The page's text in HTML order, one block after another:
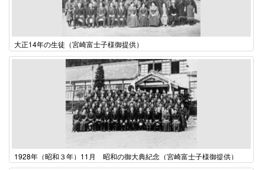
大正14年の生徒（宮崎富士子様御提供）
1928年（昭和３年）11月 昭和の御大典紀念（宮崎富士子様御提供）